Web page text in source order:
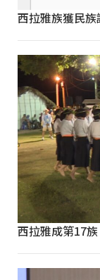
西拉雅族獲民
西拉雅成第17